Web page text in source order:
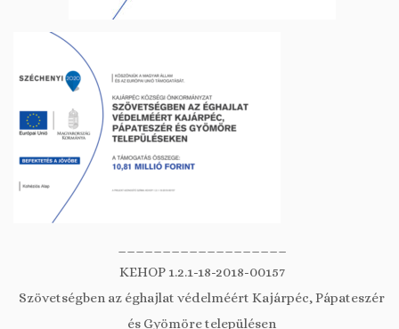
KEHOP 1.2.1-18-2018-00157
Szövetségben az éghajlat védelméért Kajárpéc, Pápateszér
és Gyömöre településen